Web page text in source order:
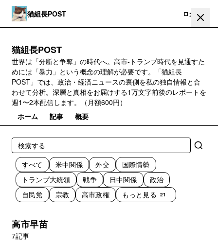
猫組長POST ログイン
猫組長POST
世界は「分断と争奪」の時代へ。高市‐トランプ時代を見通すた
めには「暴力」という概念の理解が必要です。「猫組長
POST」では、政治・経済ニュースの裏側を私の独自情報と合
わせて分析。深層と真相をお届けする1万文字前後のレポートを
週1〜2本配信します。（月額600円）
ホーム
記事 概要
すべて 米中関係 外交
国際情勢
トランプ大統領
戦争 日中関係
政治
自民党
宗教 高市政権 もっと見る 21
高市早苗
7記事